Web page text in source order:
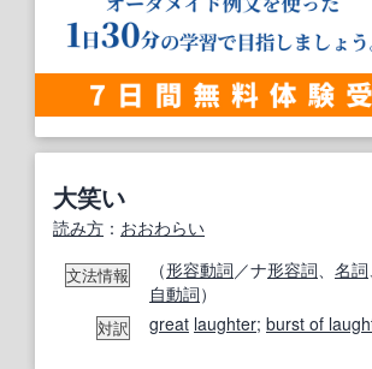
大笑い
読み方 ： おおわらい
文法情報 （形容動詞 ／ナ形容詞 名詞
自動詞）
対訳 great laughter; burst of